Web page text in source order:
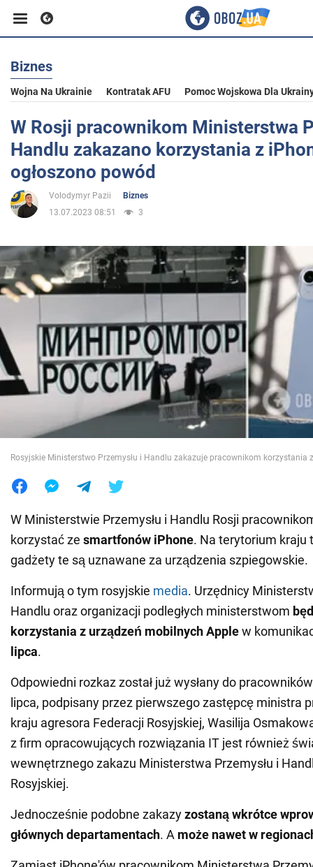
Biznes
Sport
Rozrywka
Życie
Polityka
Społeczeństwo
Wojna na Ukrainie
Świat
Jedzenie
Biznes
Wojna Na Ukrainie Kontratak AFU Pomoc Wojskowa Dla
W Rosji pracownikom Ministerstwa
Handlu zakazano korzystania z
ogłoszono powód
Volodymyr Pazii
Biznes
13.07.2023 08:51
3
Rosyjskie Ministerstwo Przemysłu i Handlu zakazuje pracownikom korzystania
W Ministerstwie Przemysłu i Handlu Rosji
korzystać ze smartfonów iPhone. Na terytorium kraju
gadżety te są uznawane za urządzenia szpiegowskie.
Informują o tym rosyjskie media. Urzędnicy
Handlu oraz organizacji podległych ministerstwom
korzystania z urządzeń mobilnych Applew
lipca.
Odpowiedni rozkaz został już wysłany do
lipca, podpisany przez pierwszego zastępcę ministra
kraju agresora Federacji Rosyjskiej, Wasilija
z firm opracowujących rozwiązania IT jest również
wewnętrznego zakazu Ministerstwa Przemysłu i
Rosyjskiej.
Jednocześnie podobne zakazyzostaną wkrótce
głównych departamentach. A może nawet w